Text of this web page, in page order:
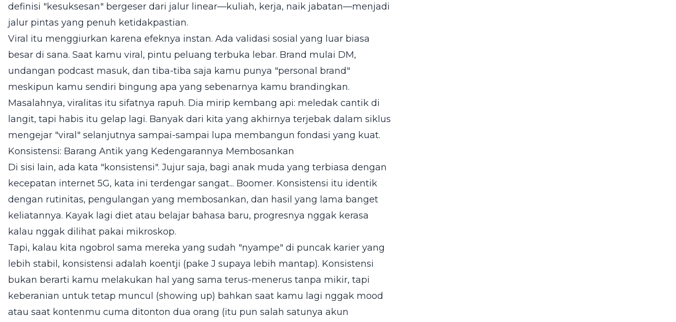
definisi "kesuksesan" bergeser dari jalur linear—kuliah, kerja, naik jabatan—menjadi
jalur pintas yang penuh ketidakpastian.
Viral itu menggiurkan karena efeknya instan. Ada validasi sosial yang luar biasa
besar di sana. Saat kamu viral, pintu peluang terbuka lebar. Brand mulai DM,
undangan podcast masuk, dan tiba-tiba saja kamu punya "personal brand"
meskipun kamu sendiri bingung apa yang sebenarnya kamu brandingkan.
Masalahnya, viralitas itu sifatnya rapuh. Dia mirip kembang api: meledak cantik di
langit, tapi habis itu gelap lagi. Banyak dari kita yang akhirnya terjebak dalam siklus
mengejar "viral" selanjutnya sampai-sampai lupa membangun fondasi yang kuat.
Konsistensi: Barang Antik yang Kedengarannya Membosankan
Di sisi lain, ada kata "konsistensi". Jujur saja, bagi anak muda yang terbiasa dengan
kecepatan internet 5G, kata ini terdengar sangat... Boomer. Konsistensi itu identik
dengan rutinitas, pengulangan yang membosankan, dan hasil yang lama banget
keliatannya. Kayak lagi diet atau belajar bahasa baru, progresnya nggak kerasa
kalau nggak dilihat pakai mikroskop.
Tapi, kalau kita ngobrol sama mereka yang sudah "nyampe" di puncak karier yang
lebih stabil, konsistensi adalah koentji (pake J supaya lebih mantap). Konsistensi
bukan berarti kamu melakukan hal yang sama terus-menerus tanpa mikir, tapi
keberanian untuk tetap muncul (showing up) bahkan saat kamu lagi nggak mood
atau saat kontenmu cuma ditonton dua orang (itu pun salah satunya akun